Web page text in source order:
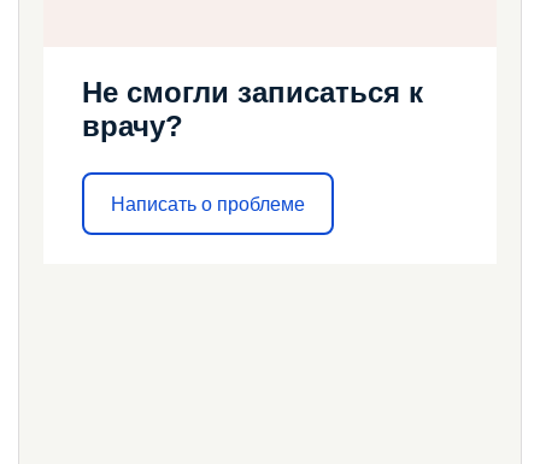
Не смогли записаться к
врачу?
Написать о проблеме